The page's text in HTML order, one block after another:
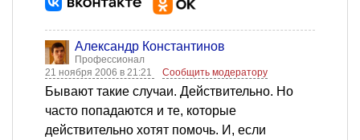
Александр Константинов
Профессионал
21 ноября 2006 в 21:21
Сообщить модератору
Бывают такие случаи. Действительно. Но
часто попадаются и те, которые
действительно хотят помочь. И, если